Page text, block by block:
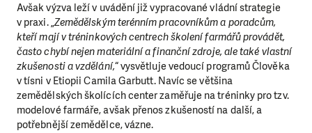
Avšak výzva leží v uvádění již vypracované vládní strategie
v praxi. „Zemědělským terénním pracovníkům a poradcům,
kteří mají v tréninkových centrech školení farmářů provádět,
často chybí nejen materiální a finanční zdroje, ale také vlastní
zkušenosti a vzdělání,“ vysvětluje vedoucí programů Člověka
v tísni v Etiopii Camila Garbutt. Navíc se většina
zemědělských školících center zaměřuje na tréninky pro tzv.
modelové farmáře, avšak přenos zkušeností na další, a
potřebnější zemědělce, vázne.